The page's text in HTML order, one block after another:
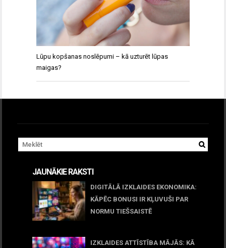
Lūpu kopšanas noslēpumi – kā uzturēt lūpas
maigas?
JAUNĀKIE RAKSTI
DIGITĀLĀ IZKLAIDES EKONOMIKA:
KĀPĒC BONUSI IR KĻUVUŠI PAR
NORMU TIEŠSAISTĒ
IZKLAIDES ATTĪSTĪBA MĀJĀS: KĀ